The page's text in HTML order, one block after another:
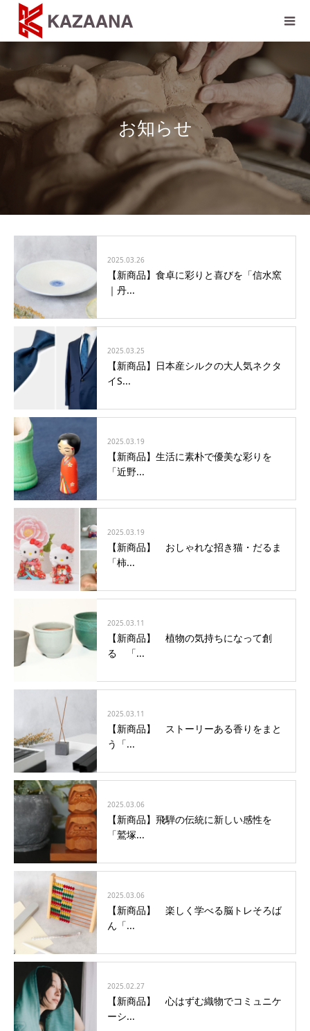
お知らせ
2025.03.26
【新商品】食卓に彩りと喜びを「信水窯
｜丹...
2025.03.25
【新商品】日本産シルクの大人気ネクタ
イS...
2025.03.19
【新商品】生活に素朴で優美な彩りを
「近野...
2025.03.19
【新商品】 おしゃれな招き猫・だるま
「柿...
2025.03.11
【新商品】 植物の気持ちになって創
る 「...
2025.03.11
【新商品】 ストーリーある香りをまと
う「...
2025.03.06
【新商品】飛騨の伝統に新しい感性を
「鷲塚...
2025.03.06
【新商品】 楽しく学べる脳トレそろば
ん「...
2025.02.27
【新商品】 心はずむ織物でコミュニケ
ーシ...